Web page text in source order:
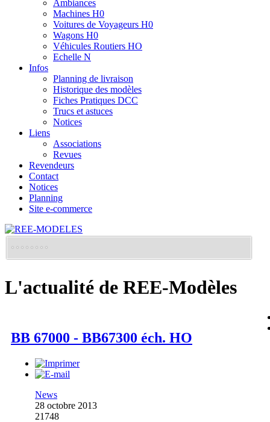
Ambiances
Machines H0
Voitures de Voyageurs H0
Wagons H0
Véhicules Routiers HO
Echelle N
Infos
Planning de livraison
Historique des modèles
Fiches Pratiques DCC
Trucs et astuces
Notices
Liens
Associations
Revues
Revendeurs
Contact
Notices
Planning
Site e-commerce
L'actualité de REE-Modèles
BB 67000 - BB67300 éch. HO
News
28 octobre 2013
21748